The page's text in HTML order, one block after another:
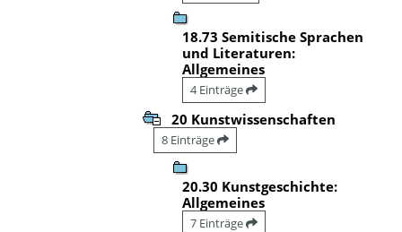
18.73 Semitische Sprachen
und Literaturen:
Allgemeines
4 Einträge
20 Kunstwissenschaften
8 Einträge
20.30 Kunstgeschichte:
Allgemeines
7 Einträge